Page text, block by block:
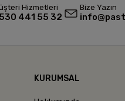
Hizmetleri
441 55 32
Bize Yazın
KURUMSAL